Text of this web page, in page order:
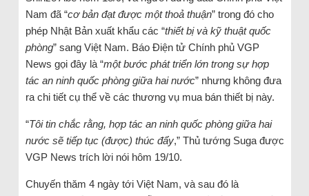
Nam đã “cơ bản đạt được một thoả thuận” trong đó cho
phép Nhật Bản xuất khẩu các “thiết bị và kỹ thuật quốc
phòng” sang Việt Nam. Báo Điện tử Chính phủ VGP
News gọi đây là “một bước phát triển lớn trong sự hợp
tác an ninh quốc phòng giữa hai nước” nhưng không đưa
ra chi tiết cụ thể về các thương vụ mua bán thiết bị này.
“Tôi tin chắc rằng, hợp tác an ninh quốc phòng giữa hai
nước sẽ tiếp tục (được) thúc đẩy,” Thủ tướng Suga được
VGP News trích lời nói hôm 19/10.
Chuyến thăm 4 ngày tới Việt Nam, và sau đó là